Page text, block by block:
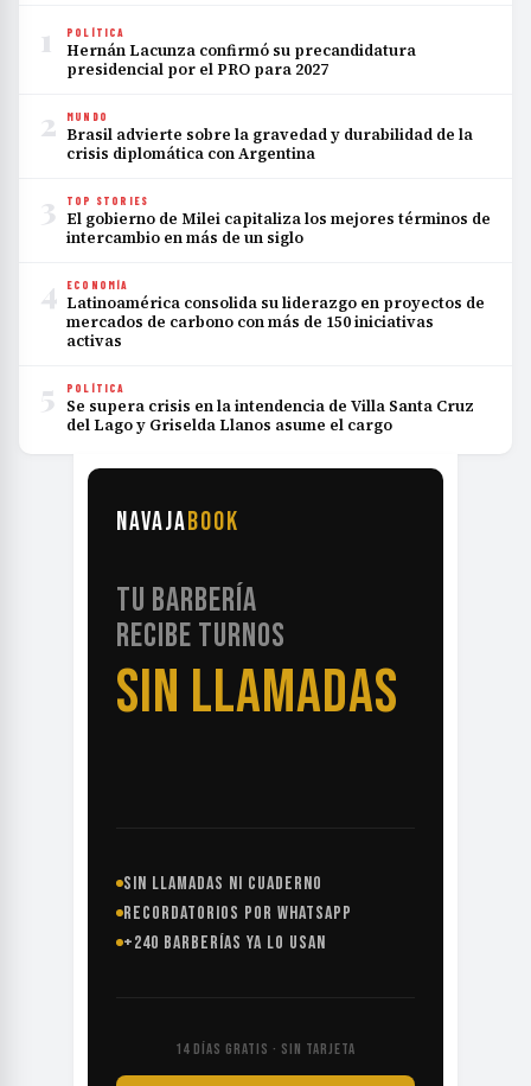
1 POLÍTICA
Hernán Lacunza confirmó su precandidatura
presidencial por el PRO para 2027
2 MUNDO
Brasil advierte sobre la gravedad y durabilidad de la
crisis diplomática con Argentina
3 TOP STORIES
El gobierno de Milei capitaliza los mejores términos de
intercambio en más de un siglo
4 ECONOMÍA
Latinoamérica consolida su liderazgo en proyectos de
mercados de carbono con más de 150 iniciativas
activas
5 POLÍTICA
Se supera crisis en la intendencia de Villa Santa Cruz
del Lago y Griselda Llanos asume el cargo
NAVAJABOOK
TU BARBERÍA
RECIBE TURNOS
SIN LLAMADAS
SIN LLAMADAS NI CUADERNO
RECORDATORIOS POR WHATSAPP
+240 BARBERÍAS YA LO USAN
14 DÍAS GRATIS · SIN TARJETA